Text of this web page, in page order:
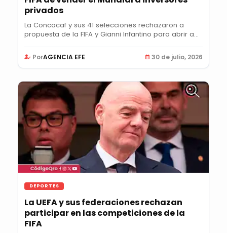
privados
La Concacaf y sus 41 selecciones rechazaron a
propuesta de la FIFA y Gianni Infantino para abrir a...
PorAGENCIA EFE 30 de julio, 2026
DEPORTES
La UEFA y sus federaciones rechazan
participar en las competiciones de la
FIFA